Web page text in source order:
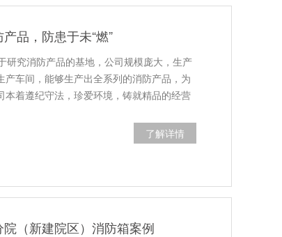
品，防患于未“燃”
研究消防产品的基地，公司规模庞大，生产
产车间，能够生产出全系列的消防产品，为
本着遵纪守法，珍爱环境，铸就精品的经营
了解详情
（新建院区）消防箱案例